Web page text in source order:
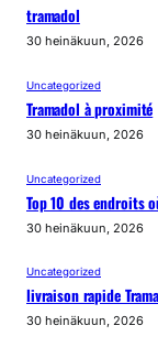
tramadol
30 heinäkuun, 2026
Uncategorized
Tramadol à proximité
30 heinäkuun, 2026
Uncategorized
Top 10 des endroits
30 heinäkuun, 2026
Uncategorized
livraison rapide
30 heinäkuun, 2026